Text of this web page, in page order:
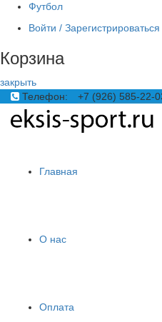
Футбол
Войти / Зарегистрироваться
Корзина
закрыть
Телефон:
+7 (926) 585-22-
Главная
О нас
Оплата